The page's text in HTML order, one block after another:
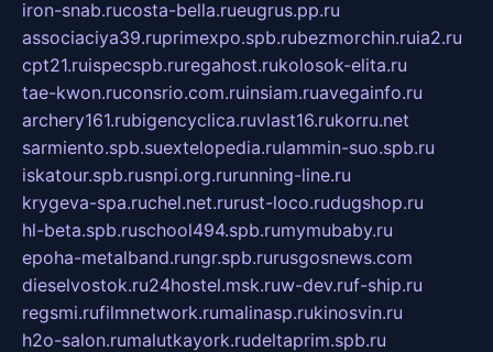
iron-snab.rucosta-bella.rueugrus.pp.ru
associaciya39.ruprimexpo.spb.rubezmorchin.ruia2.ru
cpt21.ruispecspb.ruregahost.rukolosok-elita.ru
tae-kwon.ruconsrio.com.ruinsiam.ruavegainfo.ru
archery161.rubigencyclica.ruvlast16.rukorru.net
sarmiento.spb.suextelopedia.rulammin-suo.spb.ru
iskatour.spb.rusnpi.org.rurunning-line.ru
krygeva-spa.ruchel.net.rurust-loco.rudugshop.ru
hl-beta.spb.ruschool494.spb.rumymubaby.ru
epoha-metalband.rungr.spb.rurusgosnews.com
dieselvostok.ru24hostel.msk.ruw-dev.ruf-ship.ru
regsmi.rufilmnetwork.rumalinasp.rukinosvin.ru
h2o-salon.rumalutkayork.rudeltaprim.spb.ru